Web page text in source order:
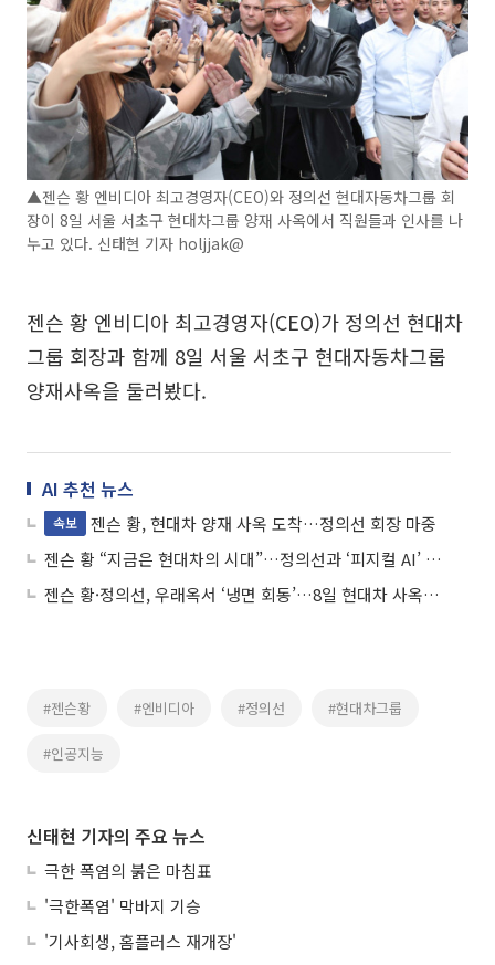
▲젠슨 황 엔비디아 최고경영자(CEO)와 정의선 현대자동차그룹 회
장이 8일 서울 서초구 현대차그룹 양재 사옥에서 직원들과 인사를 나
누고 있다. 신태현 기자 holjjak@
젠슨 황 엔비디아 최고경영자(CEO)가 정의선 현대차
그룹 회장과 함께 8일 서울 서초구 현대자동차그룹
양재사옥을 둘러봤다.
AI 추천 뉴스
속보
젠슨 황, 현대차 양재 사옥 도착…정의선 회장 마중
젠슨 황 “지금은 현대차의 시대”…정의선과 ‘피지컬 AI’ 협력 본격화
젠슨 황·정의선, 우래옥서 ‘냉면 회동’…8일 현대차 사옥서 또 만난다
#젠슨황 #엔비디아 #정의선 #현대차그룹
#인공지능
신태현 기자의 주요 뉴스
극한 폭염의 붉은 마침표
'극한폭염' 막바지 기승
'기사회생, 홈플러스 재개장'